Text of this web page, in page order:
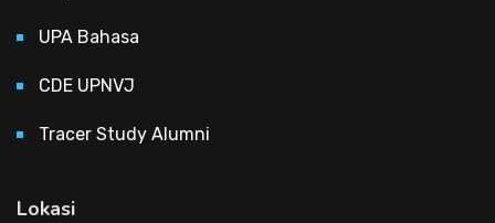
UPA Bahasa
CDE UPNVJ
Tracer Study Alumni
Lokasi